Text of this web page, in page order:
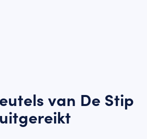
van De Stip
uitgereikt